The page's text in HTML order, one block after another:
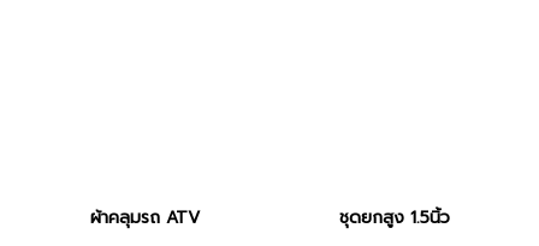
ผ้าคลุมรถ ATV ชุดยกสูง 1.5นิ้ว